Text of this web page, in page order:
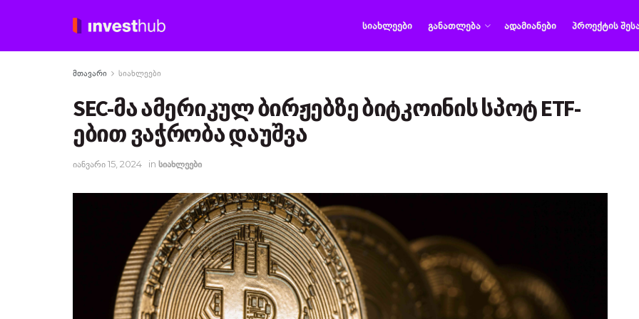
ᲡᲘᲐᲮᲚᲔᲔᲑᲘ ᲒᲐᲜᲐᲗᲚᲔᲑᲐ ᲐᲓᲐᲛᲘᲐᲜᲔᲑᲘ ᲞᲠᲝᲔᲥᲢᲘᲡ
მთავარი სიახლეები
SEC-მა ამერიკულ ბირჟებზე ბიტკოინის სპოტ ETF-
ებით ვაჭრობა დაუშვა
იანვარი 15, 2024 in სიახლეები